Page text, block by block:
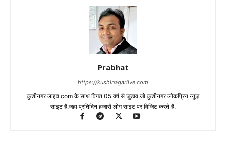
Prabhat
https://kushinagarlive.com
कुशीनगर लाइव.com के साथ विगत 05 वर्ष से जुडाव,जो कुशीनगर लोकप्रिय न्यूज़
साइट है.जहा प्रतिदिन हजारों लोग साइट पर विजिट करते है.